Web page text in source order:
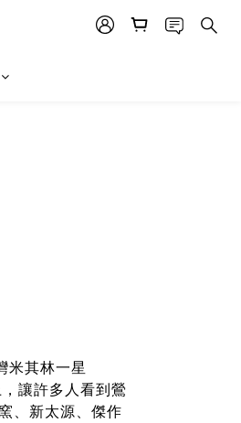
其林一星
，讓許多人看到鶯
、新太源、傑作